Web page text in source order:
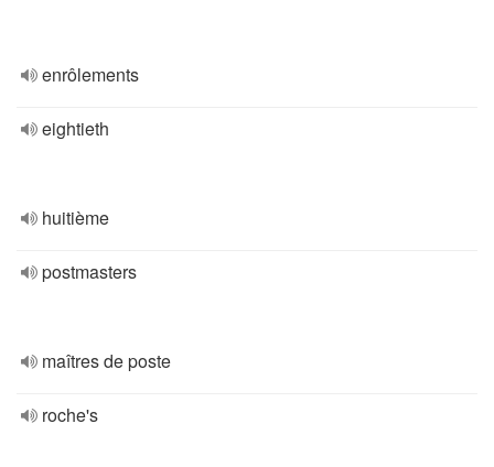
enrôlements
eightieth
huitième
postmasters
maîtres de poste
roche's